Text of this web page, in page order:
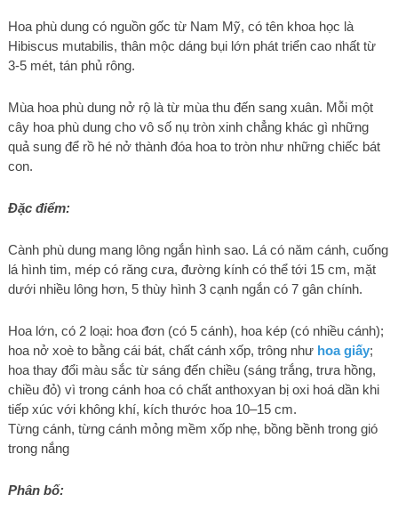
Hoa phù dung có nguồn gốc từ Nam Mỹ, có tên khoa học là
Hibiscus mutabilis, thân mộc dáng bụi lớn phát triển cao nhất từ
3-5 mét, tán phủ rông.
Mùa hoa phù dung nở rộ là từ mùa thu đến sang xuân. Mỗi một
cây hoa phù dung cho vô số nụ tròn xinh chẳng khác gì những
quả sung để rồ hé nở thành đóa hoa to tròn như những chiếc bát
con.
Đặc điểm:
Cành phù dung mang lông ngắn hình sao. Lá có năm cánh, cuống
lá hình tim, mép có răng cưa, đường kính có thể tới 15 cm, mặt
dưới nhiều lông hơn, 5 thùy hình 3 cạnh ngắn có 7 gân chính.
Hoa lớn, có 2 loại: hoa đơn (có 5 cánh), hoa kép (có nhiều cánh);
hoa nở xoè to bằng cái bát, chất cánh xốp, trông như hoa giấy;
hoa thay đổi màu sắc từ sáng đến chiều (sáng trắng, trưa hồng,
chiều đỏ) vì trong cánh hoa có chất anthoxyan bị oxi hoá dần khi
tiếp xúc với không khí, kích thước hoa 10–15 cm.
Từng cánh, từng cánh mỏng mềm xốp nhẹ, bồng bềnh trong gió
trong nắng
Phân bố: